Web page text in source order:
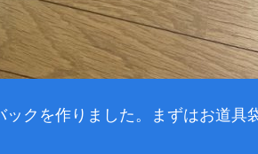
クを作りました。まずはお道具